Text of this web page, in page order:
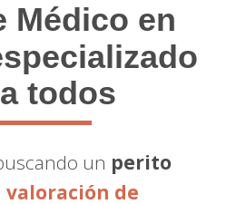
Médico en
todos
un perito
valoración de